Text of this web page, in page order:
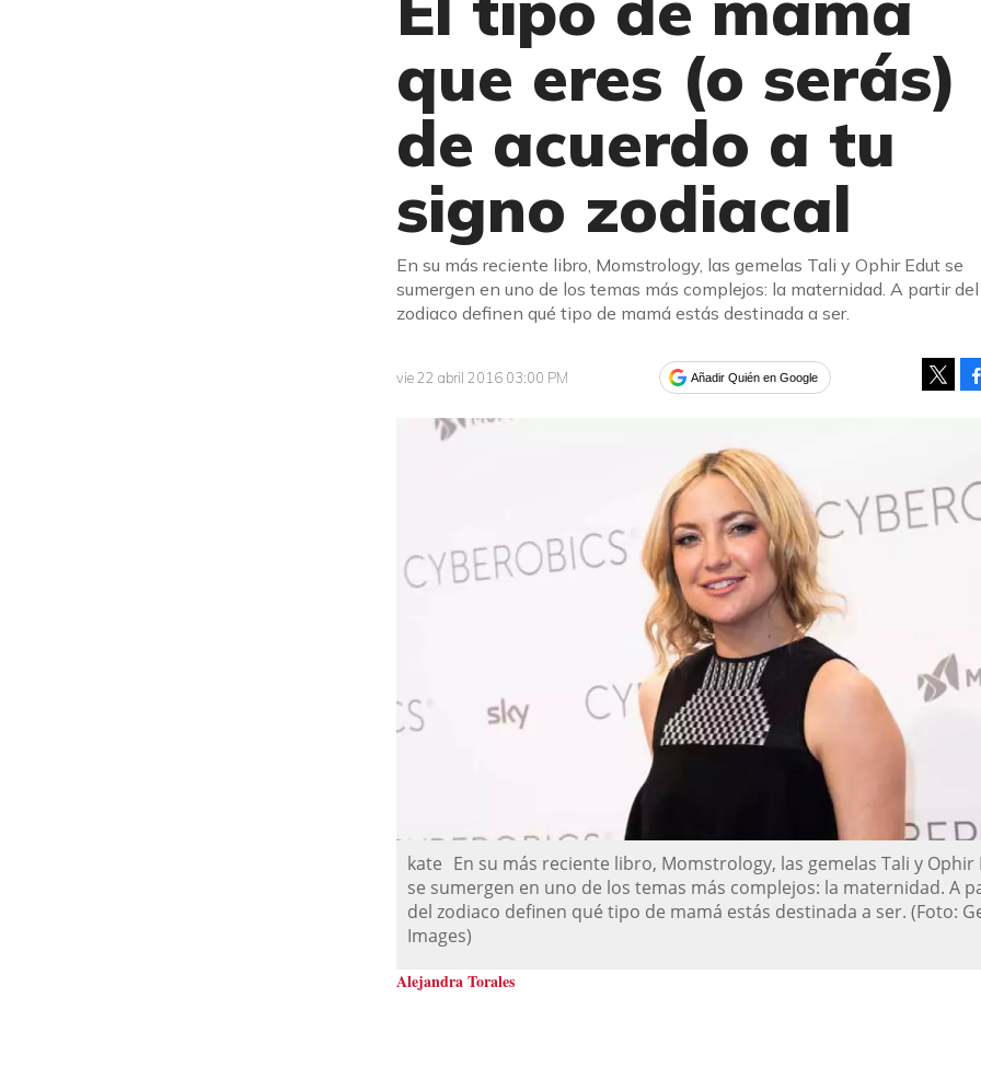
que eres (o serás)
de acuerdo a tu
signo zodiacal
En su más reciente libro, Momstrology, las gemelas Tali y Ophir Edut se
sumergen en uno de los temas más complejos: la maternidad. A partir del
zodiaco definen qué tipo de mamá estás destinada a ser.
vie 22 abril 2016 03:00 PM Añadir Quién en Google
kate En su más reciente libro, Momstrology, las gemelas Tali y Ophir
se sumergen en uno de los temas más complejos: la maternidad. A
del zodiaco definen qué tipo de mamá estás destinada a ser. (Foto:
Images)
Alejandra Torales